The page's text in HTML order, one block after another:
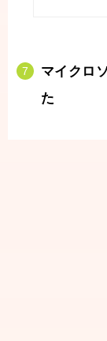
マイクロ
た